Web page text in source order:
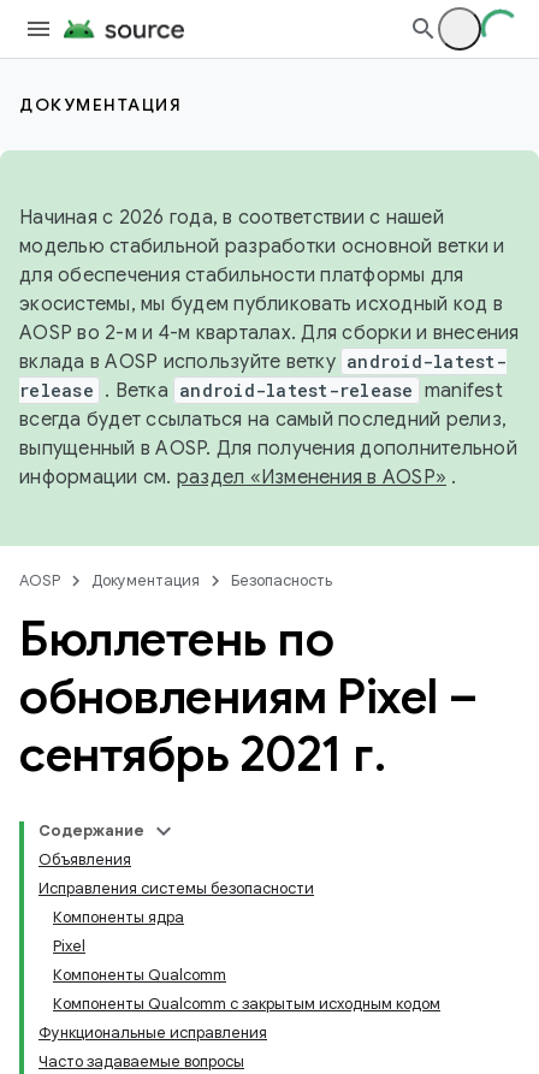
ДОКУМЕНТАЦИЯ
Начиная с 2026 года, в соответствии с нашей
моделью стабильной разработки основной ветки и
для обеспечения стабильности платформы для
экосистемы, мы будем публиковать исходный код в
AOSP во 2-м и 4-м кварталах. Для сборки и внесения
вклада в AOSP используйте ветку android-latest-
release . Ветка android-latest-release manifest
всегда будет ссылаться на самый последний релиз,
выпущенный в AOSP. Для получения дополнительной
информации см. раздел «Изменения в AOSP» .
AOSP Документация Безопасность
Бюллетень по
обновлениям Pixel –
сентябрь 2021 г.
Содержание
Объявления
Исправления системы безопасности
Компоненты ядра
Pixel
Компоненты Qualcomm
Компоненты Qualcomm с закрытым исходным кодом
Функциональные исправления
Часто задаваемые вопросы